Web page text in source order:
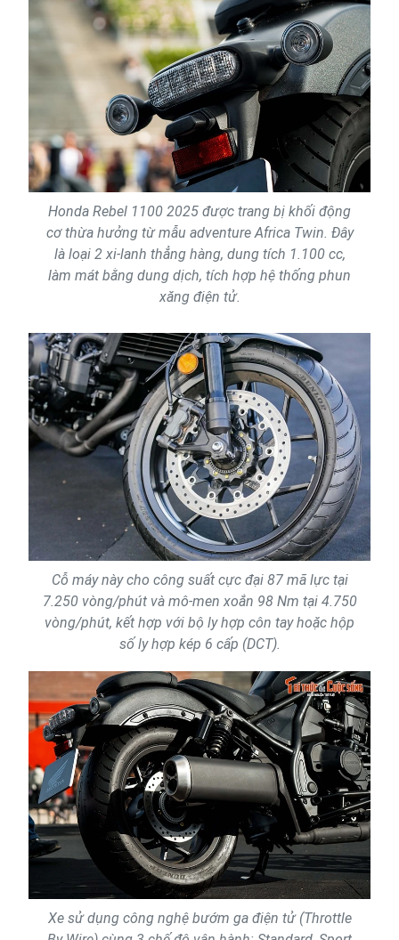
Honda Rebel 1100 2025 được trang bị khối động
cơ thừa hưởng từ mẫu adventure Africa Twin. Đây
là loại 2 xi-lanh thẳng hàng, dung tích 1.100 cc,
làm mát bằng dung dịch, tích hợp hệ thống phun
xăng điện tử.
Cỗ máy này cho công suất cực đại 87 mã lực tại
7.250 vòng/phút và mô-men xoắn 98 Nm tại 4.750
vòng/phút, kết hợp với bộ ly hợp côn tay hoặc hộp
số ly hợp kép 6 cấp (DCT).
Xe sử dụng công nghệ bướm ga điện tử (Throttle